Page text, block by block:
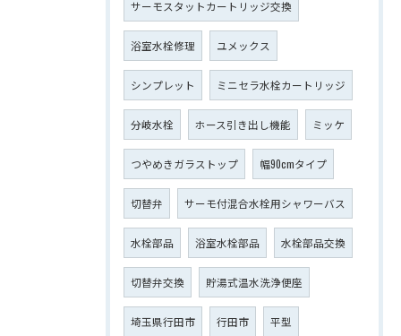
サーモスタットカートリッジ交換
浴室水栓修理 ユメックス
シンプレット ミニセラ水栓カートリッジ
分岐水栓 ホース引き出し機能 ミッケ
つやめきガラストップ 幅90cmタイプ
切替弁 サーモ付混合水栓用シャワーバス
水栓部品 浴室水栓部品 水栓部品交換
切替弁交換 貯湯式温水洗浄便座
埼玉県行田市 行田市 平型